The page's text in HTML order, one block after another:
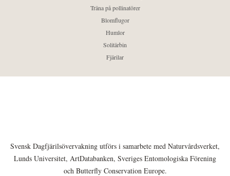
Träna på pollinatörer
Blomflugor
Humlor
Solitärbin
Fjärilar
Svensk Dagfjärilsövervakning utförs i samarbete med Naturvårdsverket,
Lunds Universitet, ArtDatabanken, Sveriges Entomologiska Förening
och Butterfly Conservation Europe.